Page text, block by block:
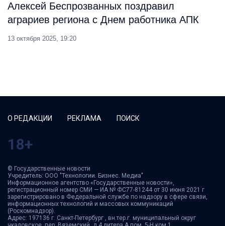
Алексей Беспрозванных поздравил
аграриев региона с Днем работника АПК
13 октября 2025, 19:20
О РЕДАКЦИИ РЕКЛАМА ПОИСК
18+
© Государственные новости
Учредитель: ООО "Технологии. Бизнес. Медиа"
Информационное агентство «Государственные новости»,
регистрационный номер СМИ — ИА № ФС77-81244 от 30 июня 2021 г
зарегистрировано в Федеральной службе по надзору в сфере связи,
информационных технологий и массовых коммуникаций
(Роскомнадзор).
Адрес: 197136 г. Санкт-Петербург , вн.тер.г. муниципальный округ